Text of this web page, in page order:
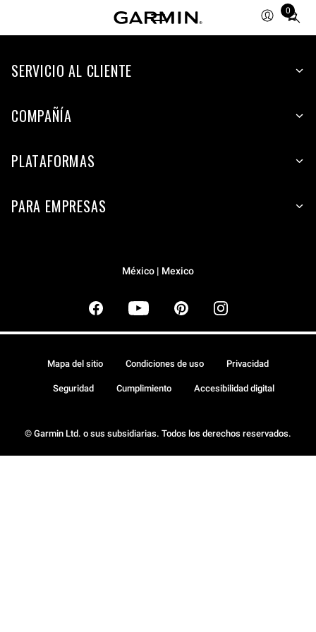
0
Total
items
cart:
SERVICIO AL CLIENTE
COMPAÑÍA
PLATAFORMAS
PARA EMPRESAS
México | Mexico
© Garmin Ltd. o sus subsidiarias. Todos los derechos reservados.
Mapa del sitio Condiciones de uso Privacidad
Seguridad Cumplimiento Accesibilidad digital